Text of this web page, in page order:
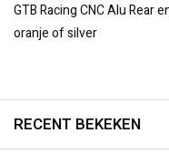
GTB Racing CNC Alu
oranje of silver
RECENT BEKEKEN